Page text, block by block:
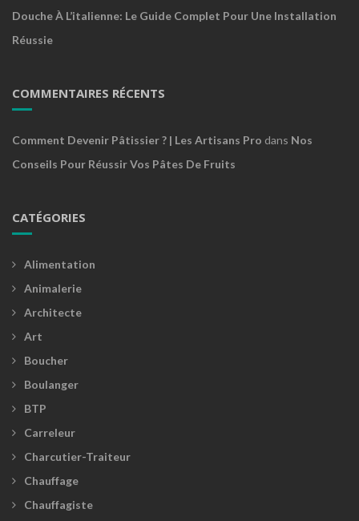
Douche À L’italienne: Le Guide Complet Pour Une Installation
Réussie
COMMENTAIRES RÉCENTS
Comment Devenir Pâtissier ? | Les Artisans Pro dans Nos
Conseils Pour Réussir Vos Pâtes De Fruits
CATÉGORIES
Alimentation
Animalerie
Architecte
Art
Boucher
Boulanger
BTP
Carreleur
Charcutier-Traiteur
Chauffage
Chauffagiste